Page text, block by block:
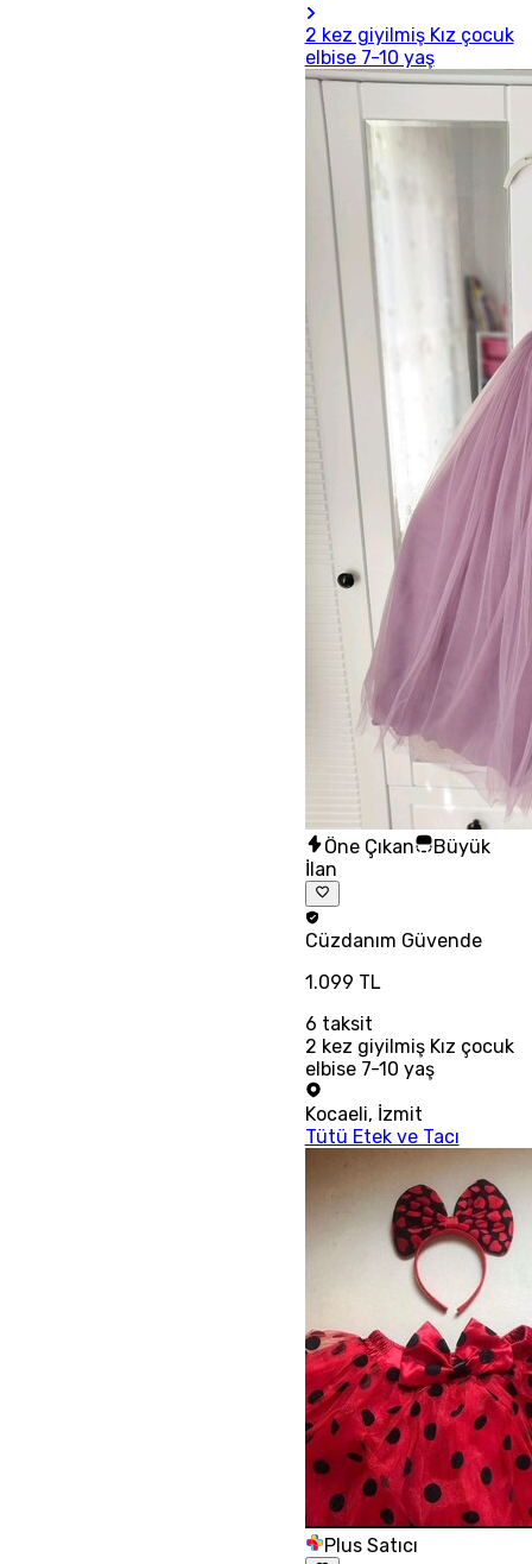
2 kez giyilmiş Kız çocuk
elbise 7-10 yaş
Öne Çıkan
Büyük
İlan
Cüzdanım Güvende
1.099 TL
6 taksit
2 kez giyilmiş Kız çocuk
elbise 7-10 yaş
Kocaeli, İzmit
Tütü Etek ve Tacı
Plus Satıcı